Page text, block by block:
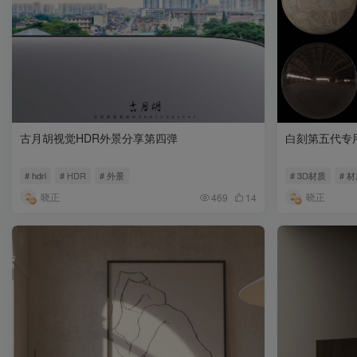
古月胡视觉HDR外景分享第四弹
# hdri # HDR # 外景
晓正 469 14
白刻第五代专
# 3D材质 #
晓正